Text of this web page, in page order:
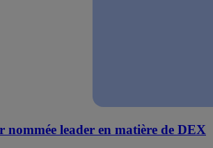
nommée leader en matière de DEX